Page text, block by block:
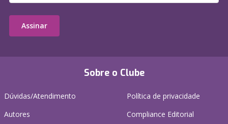
Sobre o Clube
Dúvidas/Atendimento
Autores
Política de privacidade
Compliance Editorial
Assinar